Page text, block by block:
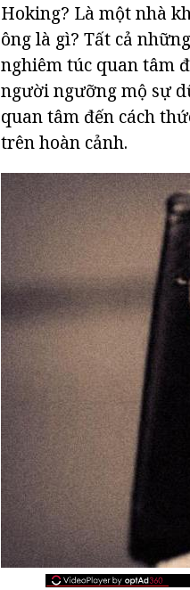
Hoking? Là một nhà
ông là gì? Tất cả
nghiêm túc quan tâm
người ngưỡng mộ sự
quan tâm đến cách
trên hoàn cảnh.